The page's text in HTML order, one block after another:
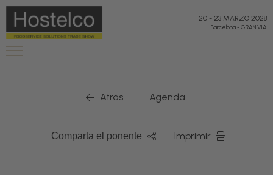
20 - 23 MARZO 2028
Barcelona-GRAN VIA
Atrás | Agenda
Comparta el ponente Imprimir